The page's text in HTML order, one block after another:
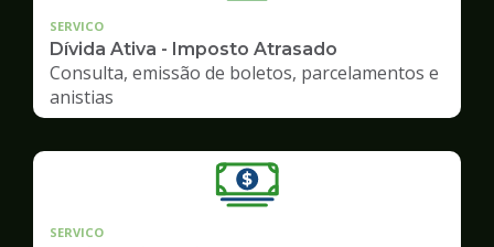
SERVICO
Dívida Ativa - Imposto Atrasado
Consulta, emissão de boletos, parcelamentos e
anistias
SERVICO